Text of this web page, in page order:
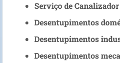
Serviço de
Desentupimentos
Desentupimentos
Desentupimentos